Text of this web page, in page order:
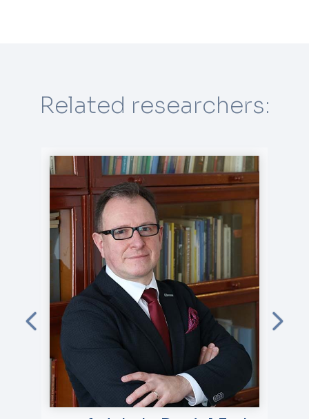
Related researchers: